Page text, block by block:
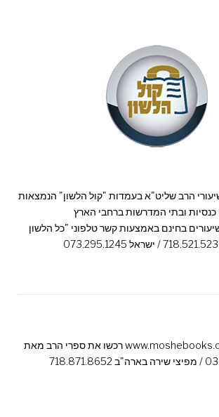
הרב שליט"א בעמדות "קול הלשון" הנמצאות
רכשו את ספרי הרב מאת www.moshebooks.com משלוח עולמי